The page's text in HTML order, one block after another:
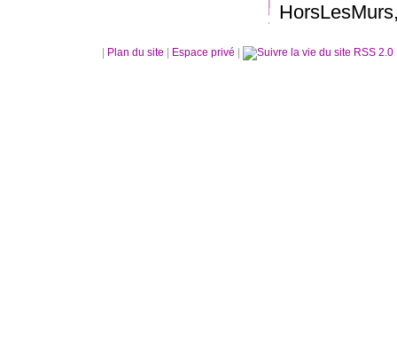
Plan du site Espace privé RSS 2.0